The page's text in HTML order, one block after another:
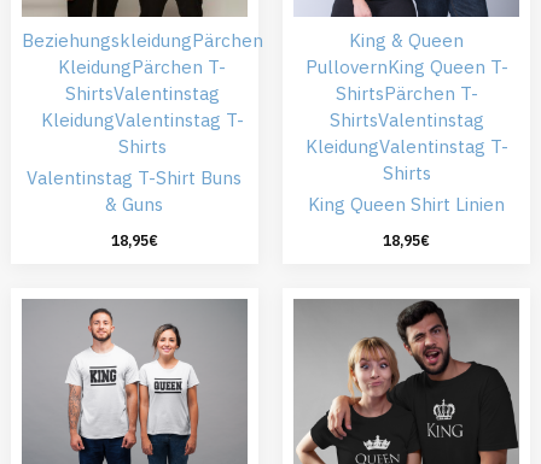
BeziehungskleidungPärchen
KleidungPärchen T-
ShirtsValentinstag
KleidungValentinstag T-
Shirts
Valentinstag T-Shirt Buns
& Guns
18,95€
King & Queen
PullovernKing Queen T-
ShirtsPärchen T-
ShirtsValentinstag
KleidungValentinstag T-
Shirts
King Queen Shirt Linien
18,95€